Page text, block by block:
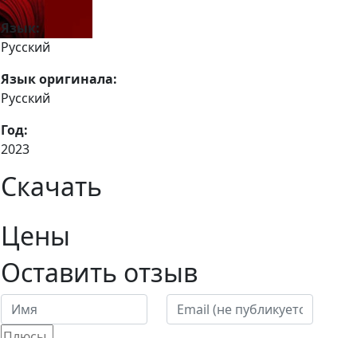
Язык:
Русский
Язык оригинала:
Русский
Год:
2023
Скачать
Цены
Оставить отзыв